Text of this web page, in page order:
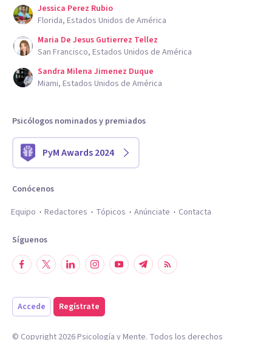
Jessica Perez Rubio
Florida, Estados Unidos de América
Maria De Jesus Gutierrez Tellez
San Francisco, Estados Unidos de América
Sandra Milena Jimenez Duque
Miami, Estados Unidos de América
Psicólogos nominados y premiados
PyM Awards 2024
Conócenos
Equipo
Redactores Tópicos Anúnciate Contacta
Síguenos
Accede Regístrate
© Copyright 2026Psicología y Mente. Todos los derechos